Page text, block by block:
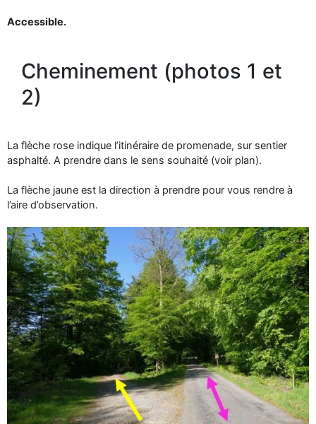
Accessible.
Cheminement (photos 1 et
2)
La flèche rose indique l’itinéraire de promenade, sur sentier
asphalté. A prendre dans le sens souhaité (voir plan).
La flèche jaune est la direction à prendre pour vous rendre à
l’aire d’observation.